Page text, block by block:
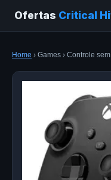
Ofertas Critical
Home › Games › Controle